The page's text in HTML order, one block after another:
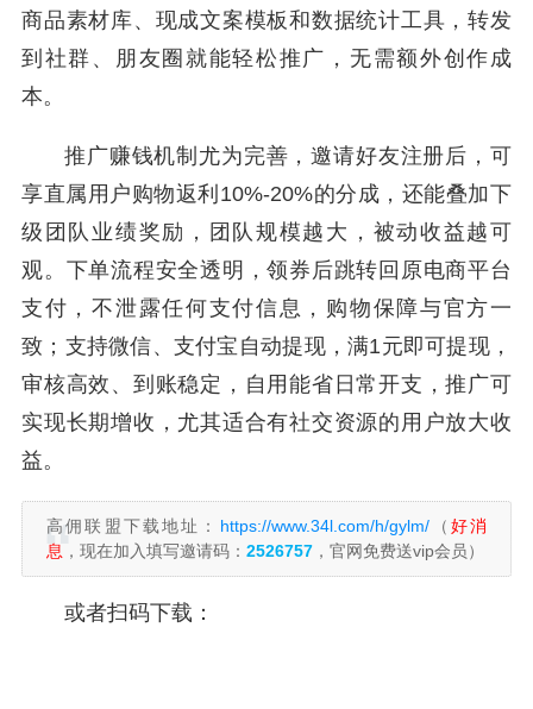
商品素材库、现成文案模板和数据统计工具，转发
到社群、朋友圈就能轻松推广，无需额外创作成
本。
推广赚钱机制尤为完善，邀请好友注册后，可
享直属用户购物返利10%-20%的分成，还能叠加下
级团队业绩奖励，团队规模越大，被动收益越可
观。下单流程安全透明，领券后跳转回原电商平台
支付，不泄露任何支付信息，购物保障与官方一
致；支持微信、支付宝自动提现，满1元即可提现，
审核高效、到账稳定，自用能省日常开支，推广可
实现长期增收，尤其适合有社交资源的用户放大收
益。
高佣联盟下载地址： https://www.34l.com/h/gylm/（ 好消
息 ，现在加入填写邀请码： 2526757 ，官网免费送vip会员）
或者扫码下载：